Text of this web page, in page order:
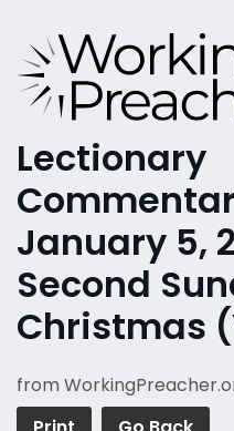
Lectionary
January 5,
Second
Christmas
from